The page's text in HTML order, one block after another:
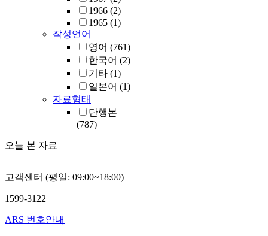
1966 (2)
1965 (1)
작성언어
영어 (761)
한국어 (2)
기타 (1)
일본어 (1)
자료형태
단행본
(787)
오늘 본 자료
고객센터 (평일: 09:00~18:00)
1599-3122
ARS 번호안내